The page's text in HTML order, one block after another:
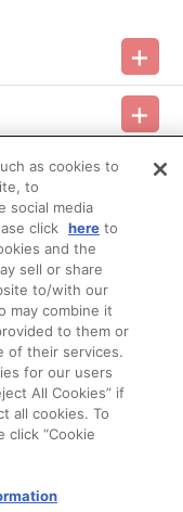
SHOP in AMNIBUS
せはできません。
・スマホ決済」のみと
きましては、必ず
願いいたします。
迷惑メールフォル
。)
年1月1日（木）以
合は、同締切日より
。あらかじめご了承く
（ペイジー）」を選
したお支払期日までに
は、キャンセル扱い
応出来かねます。
でもご確認いただけ
環境
Reserved.
as cookies to
to
social media
click hereto
and the
sell or share
to/with our
may combine it
to them or
of their services.
for our users
All Cookies” if
all cookies. To
click “Cookie